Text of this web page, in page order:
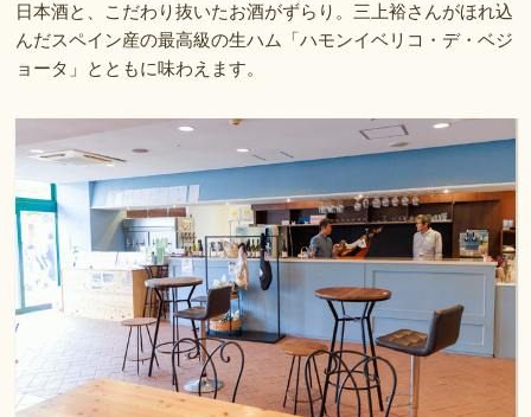
日本酒と、こだわり抜いたお酒がずらり。三上裕さんがほれ込
んだスペイン産の最高級の生ハム「ハモンイベリコ・デ・ベジ
ョータ」とともに味わえます。